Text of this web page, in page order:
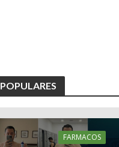
POPULARES
FARMACOS